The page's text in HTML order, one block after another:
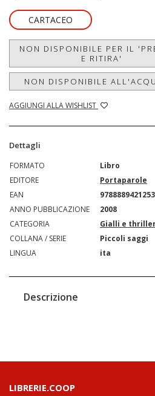
CARTACEO
NON DISPONIBILE PER IL
E RITIRA'
NON DISPONIBILE
AGGIUNGI ALLA WISHLIST
Dettagli
FORMATO
Libro
EDITORE
Portaparole
EAN
9788889421253
ANNO PUBBLICAZIONE
2008
CATEGORIA
Gialli e
COLLANA / SERIE
Piccoli saggi
LINGUA
ita
Descrizione
LIBRERIE.COOP